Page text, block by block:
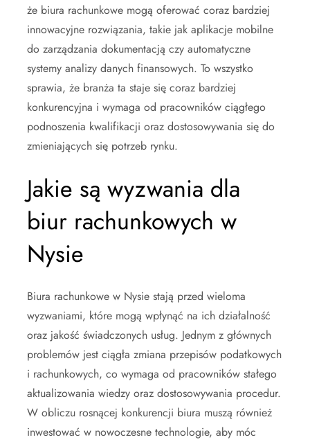
że biura rachunkowe mogą oferować coraz bardziej
innowacyjne rozwiązania, takie jak aplikacje mobilne
do zarządzania dokumentacją czy automatyczne
systemy analizy danych finansowych. To wszystko
sprawia, że branża ta staje się coraz bardziej
konkurencyjna i wymaga od pracowników ciągłego
podnoszenia kwalifikacji oraz dostosowywania się do
zmieniających się potrzeb rynku.
Jakie są wyzwania dla
biur rachunkowych w
Nysie
Biura rachunkowe w Nysie stają przed wieloma
wyzwaniami, które mogą wpłynąć na ich działalność
oraz jakość świadczonych usług. Jednym z głównych
problemów jest ciągła zmiana przepisów podatkowych
i rachunkowych, co wymaga od pracowników stałego
aktualizowania wiedzy oraz dostosowywania procedur.
W obliczu rosnącej konkurencji biura muszą również
inwestować w nowoczesne technologie, aby móc